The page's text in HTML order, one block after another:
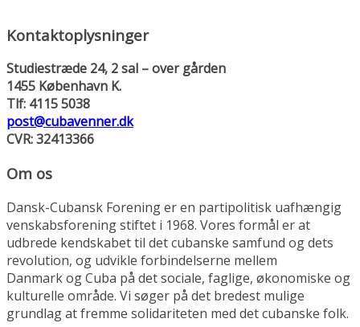
Kontaktoplysninger
Studiestræde 24, 2 sal – over gården
1455 København K.
Tlf: 4115 5038
post@cubavenner.dk
CVR: 32413366
Om os
Dansk-Cubansk Forening er en partipolitisk uafhængig
venskabsforening stiftet i 1968. Vores formål er at
udbrede kendskabet til det cubanske samfund og dets
revolution, og udvikle forbindelserne mellem
Danmark og Cuba på det sociale, faglige, økonomiske og
kulturelle område. Vi søger på det bredest mulige
grundlag at fremme solidariteten med det cubanske folk.